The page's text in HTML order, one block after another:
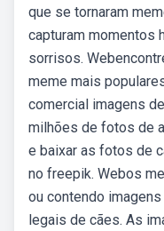
que se tornaram
capturam momentos
sorrisos.
meme mais
comercial imagens
milhões de fotos de
e baixar as fotos de
no freepik. Webos
ou contendo
legais de cães. As